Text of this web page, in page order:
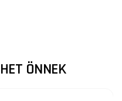
ÖNNEK